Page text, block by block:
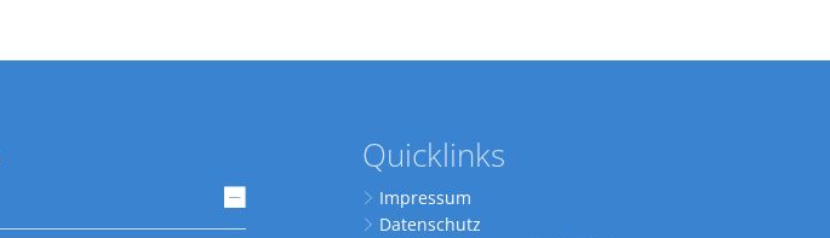
Quicklinks
Impressum
Datenschutz